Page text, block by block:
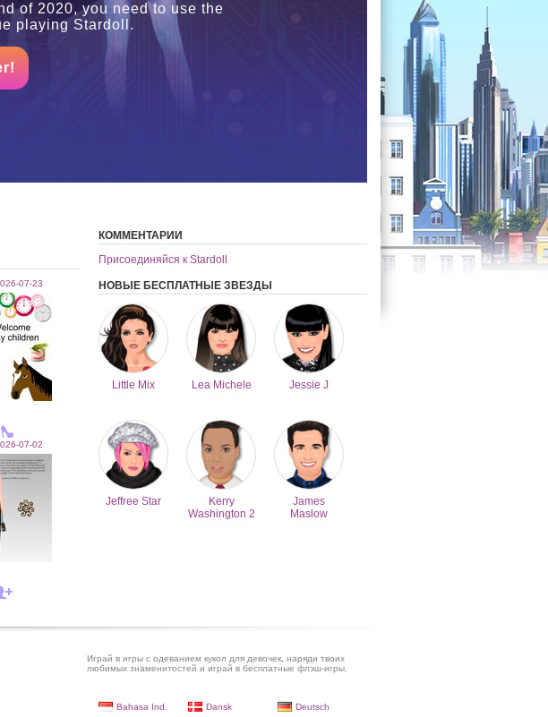
of 2020, you need to use the
playing Stardoll.
07-23
07-02
КОММЕНТАРИИ
Присоединяйся к Stardoll
НОВЫЕ БЕСПЛАТНЫЕ ЗВЕЗДЫ
Little Mix Lea Michele Jessie J
Jeffree Star
Kerry
Washington 2
James
Maslow
Играй в игры с одеванием кукол для девочек, наряди твоих
любимых знаменитостей и играй в бесплатные флэш-игры.
Bahasa Ind. Dansk
Deutsch